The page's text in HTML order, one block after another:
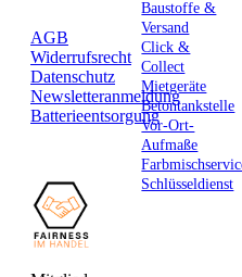
AGB
Widerrufsrecht
Datenschutz
Newsletteranmeldung
Batterieentsorgung
Baustoffe &
Versand
Click &
Collect
Mietgeräte
Betontankstelle
Vor-Ort-
Aufmaße
Schlüsseldienst